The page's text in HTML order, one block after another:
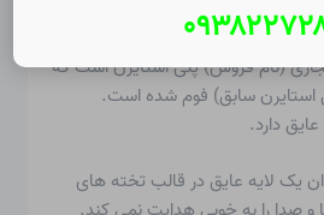
(نام فروش) پلی استایرن است که
سابق) فوم شده است.
دارد.
یک لایه عایق در قالب تخته های